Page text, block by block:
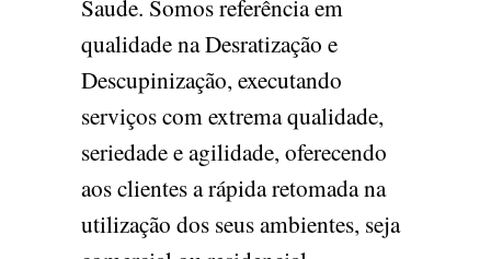
Saude. Somos referência em
qualidade na Desratização e
Descupinização, executando
serviços com extrema qualidade,
seriedade e agilidade, oferecendo
aos clientes a rápida retomada na
utilização dos seus ambientes, seja